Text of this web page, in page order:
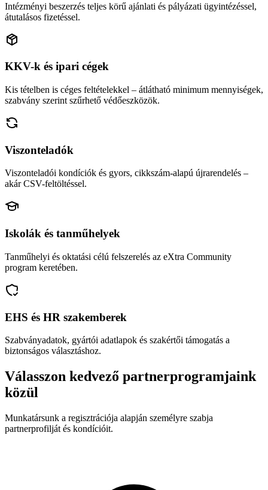
Intézményi beszerzés teljes körű ajánlati és pályázati ügyintézéssel,
átutalásos fizetéssel.
KKV-k és ipari cégek
Kis tételben is céges feltételekkel – átlátható minimum mennyiségek,
szabvány szerint szűrhető védőeszközök.
Viszonteladók
Viszonteladói kondíciók és gyors, cikkszám-alapú újrarendelés –
akár CSV-feltöltéssel.
Iskolák és tanműhelyek
Tanműhelyi és oktatási célú felszerelés az eXtra Community
program keretében.
EHS és HR szakemberek
Szabványadatok, gyártói adatlapok és szakértői támogatás a
biztonságos választáshoz.
Válasszon kedvező partnerprogramjaink
közül
Munkatársunk a regisztrációja alapján személyre szabja
partnerprofilját és kondícióit.